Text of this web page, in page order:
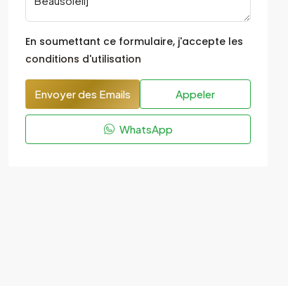
En soumettant ce formulaire, j'accepte les
conditions d'utilisation
Envoyer des Emails Appeler
WhatsApp